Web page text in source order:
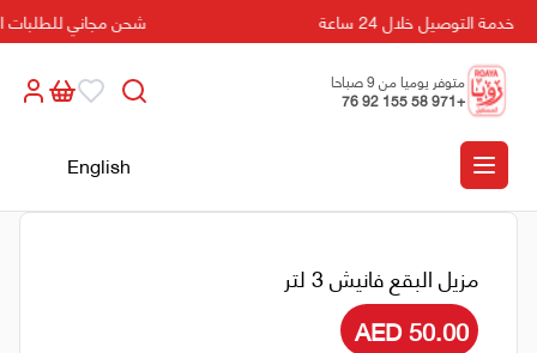
خدمة التوصيل خلال 24 ساعة شحن مجاني للطلبات التي
متوفر يوميا من 9 صباحا
الى 5 مسائا
+971 58 155 92 76
English
مزيل البقع فانيش 3 لتر
AED 50.00